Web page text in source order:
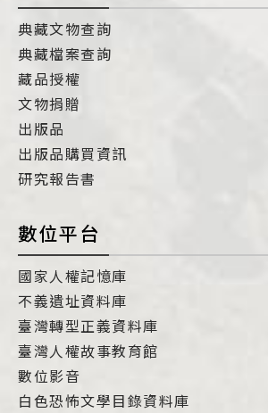
典藏文物查詢
典藏檔案查詢
藏品授權
文物捐贈
出版品
出版品購買資訊
研究報告書
數位平台
國家人權記憶庫
不義遺址資料庫
臺灣轉型正義資料庫
臺灣人權故事教育館
數位影音
白色恐怖文學目錄資料庫